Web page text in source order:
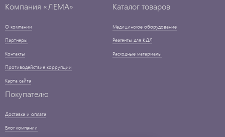
Компания «ЛЕМА»
О компании
Партнеры
Контакты
Противодействие коррупции
Карта сайта
Каталог товаров
Медицинское оборудование
Реагенты для КДЛ
Расходные материалы
Покупателю
Доставка и оплата
Блог компании